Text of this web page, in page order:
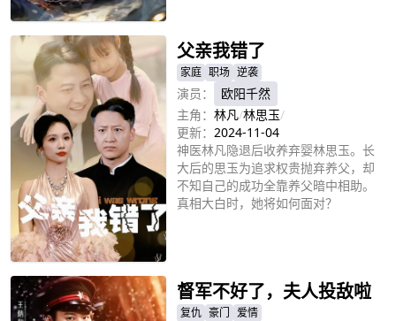
过程中，逐步揭开身世之谜、追踪十
大神器线索，最终实现醒掌天下权、
醉卧美人膝!
父亲我错了
家庭 职场 逆袭
演员：
欧阳千然
主角： 林凡/林思玉/
更新： 2024-11-04
神医林凡隐退后收养弃婴林思玉。长
大后的思玉为追求权贵抛弃养父，却
不知自己的成功全靠养父暗中相助。
真相大白时，她将如何面对？
督军不好了，夫人投敌啦
复仇 豪门 爱情